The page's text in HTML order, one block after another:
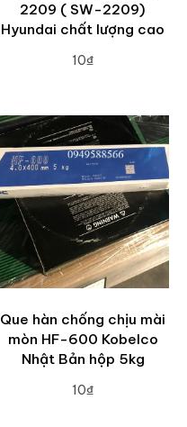
2209 ( SW-2209)
Hyundai chất lượng cao
10₫
Que hàn chống chịu mài
mòn HF-600 Kobelco
Nhật Bản hộp 5kg
10₫